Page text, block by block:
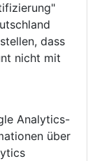
dass
nicht mit
Analytics-
über